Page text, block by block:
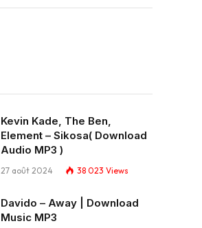
Kevin Kade, The Ben,
Element – Sikosa( Download
Audio MP3 )
27 août 2024 38 023 Views
Davido – Away | Download
Music MP3